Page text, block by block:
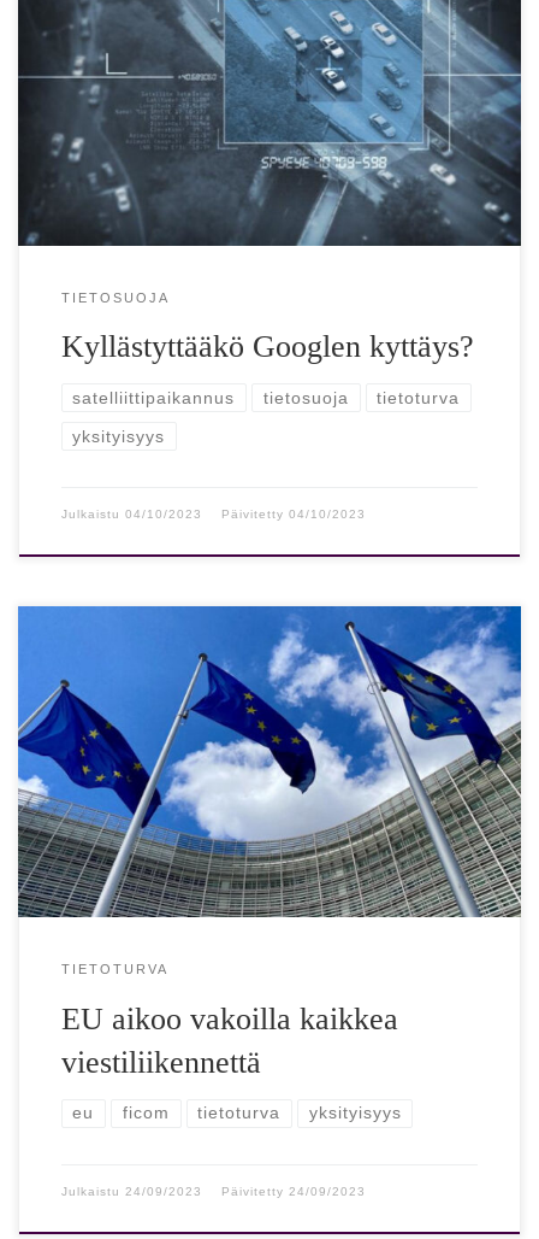
Näin saat puhelimesi sijainnin seurannan pois päältä
Puhelimen sijainnin seuranta palvelee käyttäjää, mutta
yksityisyys eittämättä kärsii. Puhelimissa oleva gps eli […]
TIETOSUOJA
Kyllästyttääkö Googlen kyttäys?
satelliittipaikannus tietosuoja tietoturva
yksityisyys
Julkaistu 04/10/2023 Päivitetty 04/10/2023
Raskasta kritiikkiä: Käytännössä tarkoittaa salauksen
kieltämistä, ”perusoikeudet romukoppaan” Euroopan
komission asetusehdotuksen lapsiin kohdistuvan
seksuaaliväkivallan ehkäisyä ja torjuntaa koskevista
säännöistä pelätään […]
TIETOTURVA
EU aikoo vakoilla kaikkea
viestiliikennettä
eu ficom tietoturva yksityisyys
Julkaistu 24/09/2023 Päivitetty 24/09/2023